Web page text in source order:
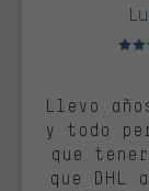
Llevo
y todo
que
que